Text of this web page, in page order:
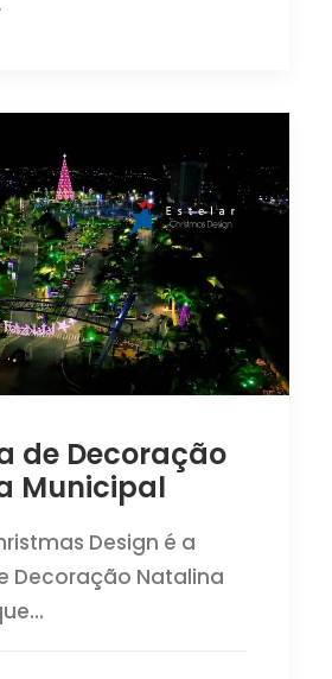
de Decoração
Municipal
Design é a
Decoração Natalina